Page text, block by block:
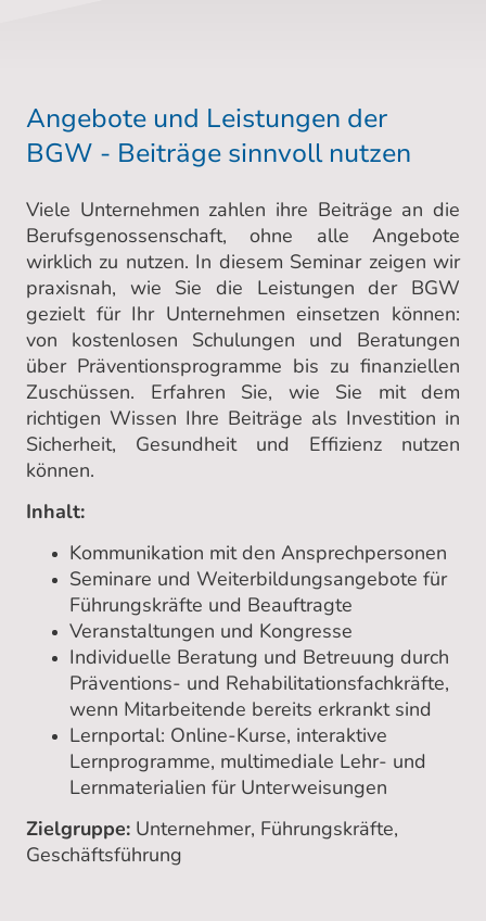
Angebote und Leistungen der
BGW - Beiträge sinnvoll nutzen
Viele Unternehmen zahlen ihre Beiträge an die
Berufsgenossenschaft, ohne alle Angebote
wirklich zu nutzen. In diesem Seminar zeigen wir
praxisnah, wie Sie die Leistungen der BGW
gezielt für Ihr Unternehmen einsetzen können:
von kostenlosen Schulungen und Beratungen
über Präventionsprogramme bis zu finanziellen
Zuschüssen. Erfahren Sie, wie Sie mit dem
richtigen Wissen Ihre Beiträge als Investition in
Sicherheit, Gesundheit und Effizienz nutzen
können.
Inhalt:
Kommunikation mit den Ansprechpersonen
Seminare und Weiterbildungsangebote für
Führungskräfte und Beauftragte
Veranstaltungen und Kongresse
Individuelle Beratung und Betreuung durch
Präventions- und Rehabilitationsfachkräfte,
wenn Mitarbeitende bereits erkrankt sind
Lernportal: Online-Kurse, interaktive
Lernprogramme, multimediale Lehr- und
Lernmaterialien für Unterweisungen
Zielgruppe: Unternehmer, Führungskräfte,
Geschäftsführung